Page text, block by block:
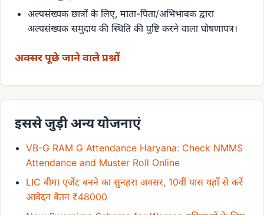
अल्पसंख्यक छात्रों के लिए, माता-पिता/अभिभावक द्वारा
अल्पसंख्यक समुदाय की स्थिति की पुष्टि करने वाला घोषणापत्र।
अक्सर पूछे जाने वाले प्रश्नों
इससे जुड़ी अन्य योजनाएं
VB-G RAM G Attendance Haryana: Check NMMS
Attendance and Muster Roll Online
LIC बीमा एजेंट बनने का सुनहरा अवसर, 10वीं पास यहाँ से करें
आवेदन वेतन ₹48000